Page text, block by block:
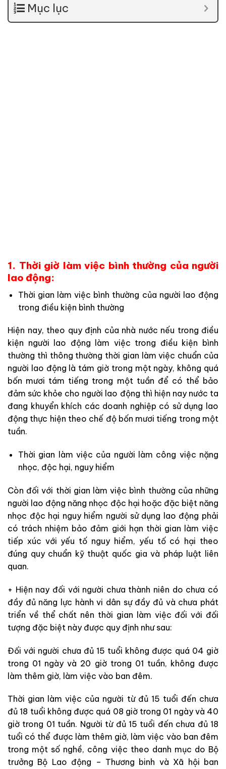
Mục lục
1. Thời giờ làm việc bình thường của người
lao động:
Thời gian làm việc bình thường của người lao động
trong điều kiện bình thường
Hiện nay, theo quy định của nhà nước nếu trong điều
kiện người lao động làm việc trong điều kiện bình
thường thì thông thường thời gian làm việc chuẩn của
người lao động là tám giờ trong một ngày, không quá
bốn mươi tám tiếng trong một tuần để có thể bảo
đảm sức khỏe cho người lao động thì hiện nay nước ta
đang khuyển khích các doanh nghiệp có sử dụng lao
động thực hiện theo chế độ bốn mươi tiếng trong một
tuần.
Thời gian làm việc của người làm công việc nặng
nhọc, độc hại, nguy hiểm
Còn đối với thời gian làm việc bình thường của những
người lao động năng nhọc độc hại hoặc đặc biệt năng
nhọc độc hại nguy hiểm người sử dụng lao động phải
có trách nhiệm bảo đảm giới hạn thời gian làm việc
tiếp xúc với yếu tố nguy hiểm, yếu tố có hại theo
đúng quy chuẩn kỹ thuật quốc gia và pháp luật liên
quan.
+ Hiện nay đối với người chưa thành niên do chưa có
đầy đủ năng lực hành vi dân sự đầy đủ và chưa phát
triển về thể chất nên thời gian làm việc đối với đối
tượng đặc biệt này được quy định như sau:
Đối với người chưa đủ 15 tuổi không được quá 04 giờ
trong 01 ngày và 20 giờ trong 01 tuần, không được
làm thêm giờ, làm việc vào ban đêm.
Thời gian làm việc của người từ đủ 15 tuổi đến chưa
đủ 18 tuổi không được quá 08 giờ trong 01 ngày và 40
giờ trong 01 tuần. Người từ đủ 15 tuổi đến chưa đủ 18
tuổi có thể được làm thêm giờ, làm việc vào ban đêm
trong một số nghề, công việc theo danh mục do Bộ
trưởng Bộ Lao động – Thương binh và Xã hội ban